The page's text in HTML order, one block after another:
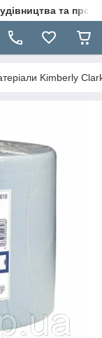
та
Kimberly